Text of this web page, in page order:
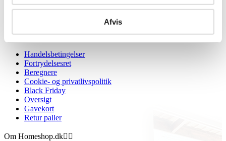
Afvis
Information
Handelsbetingelser
Fortrydelsesret
Beregnere
Cookie- og privatlivspolitik
Black Friday
Oversigt
Gavekort
Retur paller
Om Homeshop.dk 